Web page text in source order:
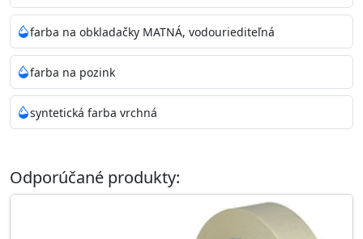
farba na obkladačky MATNÁ, vodouriediteľná
farba na pozink
syntetická farba vrchná
Odporúčané produkty: